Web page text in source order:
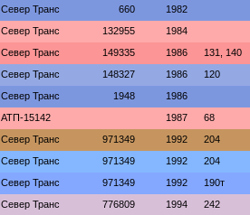
Север Транс 660 1982
Север Транс 132955 1984
Север Транс 149335 1986 131, 140
Север Транс 148327 1986 120
Север Транс 1948 1986
АТП-15142 1987 68
Север Транс 971349 1992 204
Север Транс 971349 1992 204
Север Транс 971349 1992 190т
Север Транс 776809 1994 242